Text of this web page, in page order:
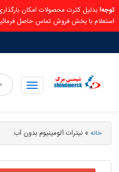
توجه!بدلیل کثرت محصولات امکان
استعلام با بخش فروش تماس حاصل
خانه» نیترات آلومینیوم بدون آب